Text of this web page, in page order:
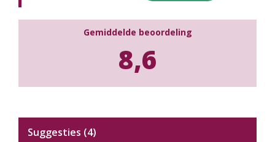
Gemiddelde beoordeling
8,6
Suggesties (4)